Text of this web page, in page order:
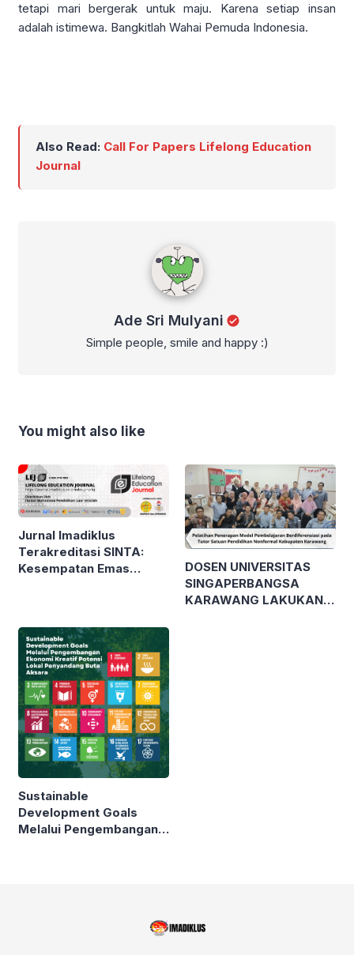
tetapi mari bergerak untuk maju. Karena setiap insan
adalah istimewa. Bangkitlah Wahai Pemuda Indonesia.
Also Read: Call For Papers Lifelong Education
Journal
Ade Sri Mulyani
Simple people, smile and happy :)
You might also like
Jurnal Imadiklus
Terakreditasi SINTA:
Kesempatan Emas
DOSEN UNIVERSITAS
SINGAPERBANGSA
KARAWANG LAKUKAN
Sustainable
Development Goals
Melalui Pengembangan